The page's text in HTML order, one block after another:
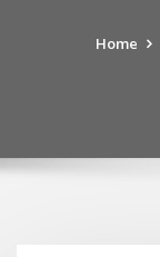
Home